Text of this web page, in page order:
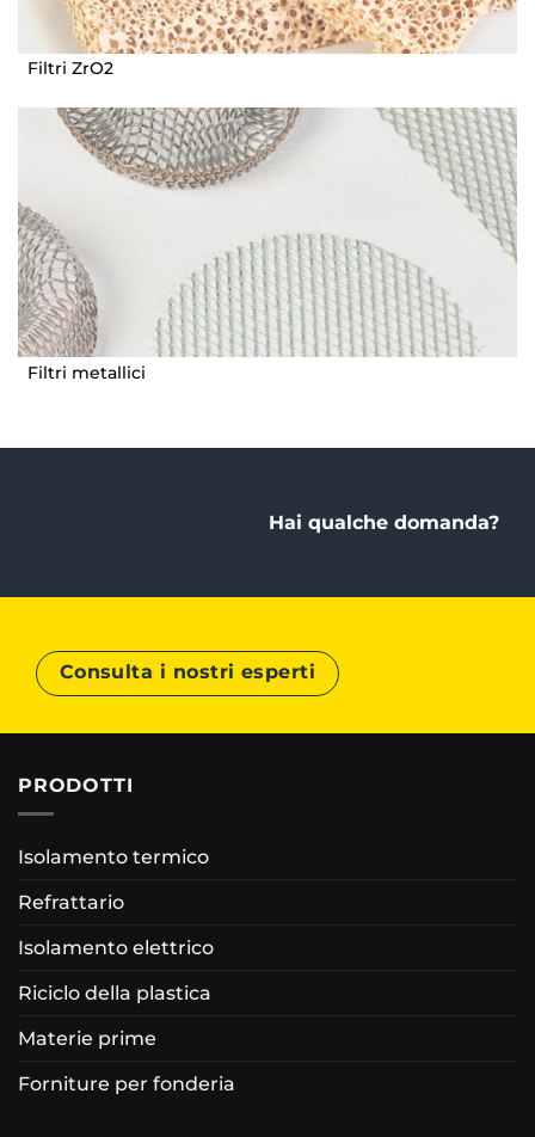
Filtri ZrO2
Filtri metallici
Hai qualche domanda?
Consulta i nostri esperti
PRODOTTI
Isolamento termico
Refrattario
Isolamento elettrico
Riciclo della plastica
Materie prime
Forniture per fonderia